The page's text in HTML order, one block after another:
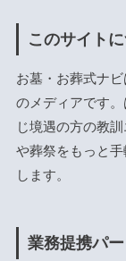
このサイト
お墓・お葬式ナ
のメディアです
じ境遇の方の教
や葬祭をもっと
します。
業務提携パ